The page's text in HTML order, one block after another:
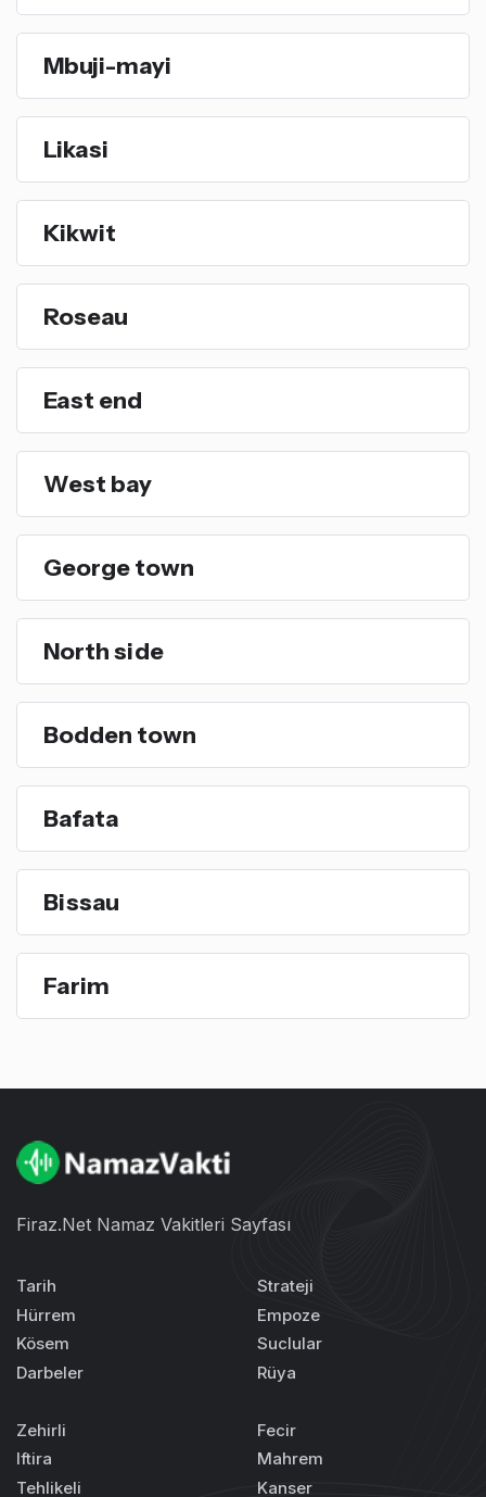
Mbuji-mayi
Likasi
Kikwit
Roseau
East end
West bay
George town
North side
Bodden town
Bafata
Bissau
Farim
Firaz.Net Namaz Vakitleri Sayfası
Tarih
Hürrem
Kösem
Darbeler
Strateji
Empoze
Suclular
Rüya
Zehirli
Iftira
Tehlikeli
Fecir
Mahrem
Kanser